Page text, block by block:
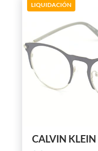
LIQUIDACIÓN
CALVIN